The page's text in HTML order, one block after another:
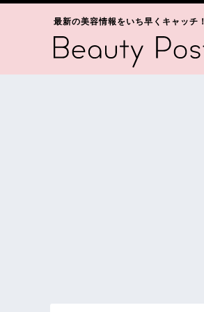
最新の美容情報をいち早くキャッチ！